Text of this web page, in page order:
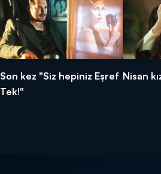
Son kez "Siz hepiniz Eşref
Tek!"
Nisan